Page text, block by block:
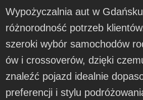
Wypożyczalnia aut w
różnorodność potrzeb
szeroki wybór samochodów
ów i crossoverów, dzięki
znaleźć pojazd idealnie
preferencji i stylu